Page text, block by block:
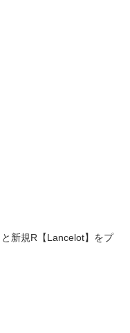
と新規R【Lancelot】をプ